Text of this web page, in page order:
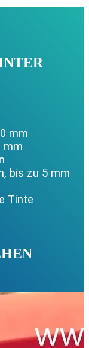
mm
mm
bis zu 5 mm
Tinte